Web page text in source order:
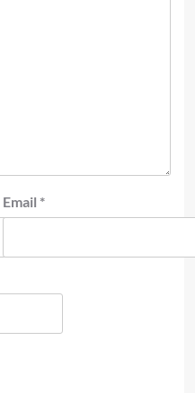
Email *